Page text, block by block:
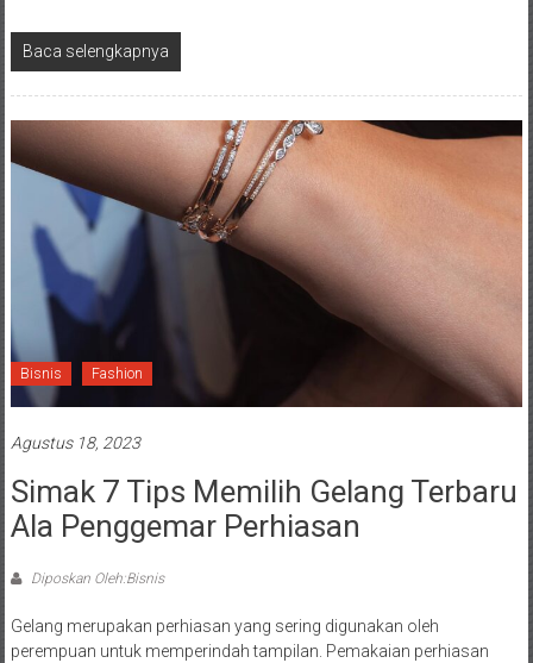
Baca selengkapnya
Bisnis Fashion
Agustus 18, 2023
Simak 7 Tips Memilih Gelang Terbaru
Ala Penggemar Perhiasan
Diposkan Oleh:Bisnis
Gelang merupakan perhiasan yang sering digunakan oleh
perempuan untuk memperindah tampilan. Pemakaian perhiasan